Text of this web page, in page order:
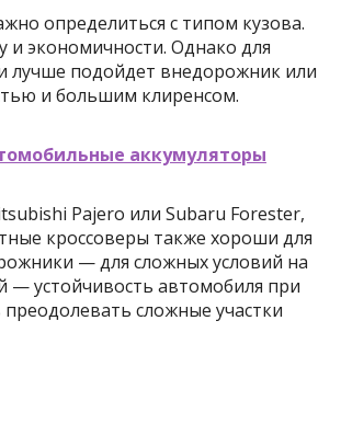
определиться с типом кузова.
экономичности. Однако для
лучше подойдет внедорожник или
и большим клиренсом.
аккумуляторы
Pajero или Subaru Forester,
кроссоверы также хороши для
— для сложных условий на
— устойчивость автомобиля при
сложные участки